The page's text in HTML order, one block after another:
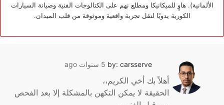
الألمانية). هاوٍ للميكانيكا ومطلع نهم على الكتالوجات الفنية وصيانة السيارات
الكورية يدويًا لنقل تجربة واقعية وموثوقة من قلب الميدان.
by: carsserve 5 سنوات ago
أهلاً بك أخي الكريم،،
الحقيقة لا يمكن التكهن بالمشكلة إلا بعد الفحص